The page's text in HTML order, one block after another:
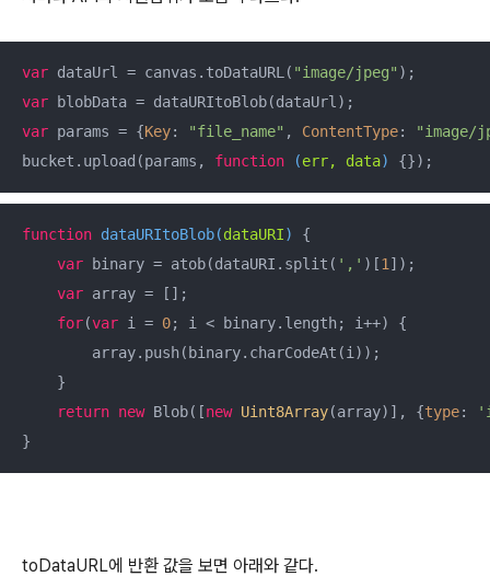
var dataUrl = canvas.toDataURL( "image/jpeg"
var
var params = {Key: "file_name" , ContentType:
"image/
bucket.upload(params, function (err, data)
function dataURItoBlob(dataURI) {
var binary = atob(dataURI.split( ',' )[1 ]);
var array = [];
for(var i = 0; i < binary.length; i++) {
        array.push(binary.charCodeAt(i));
    }
return new Blob([new Uint8Array(array)], {type:
}
toDataURL에 반환 값을 보면 아래와 같다.